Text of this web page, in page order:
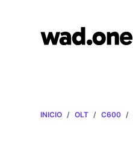
INICIO / OLT / C600 /